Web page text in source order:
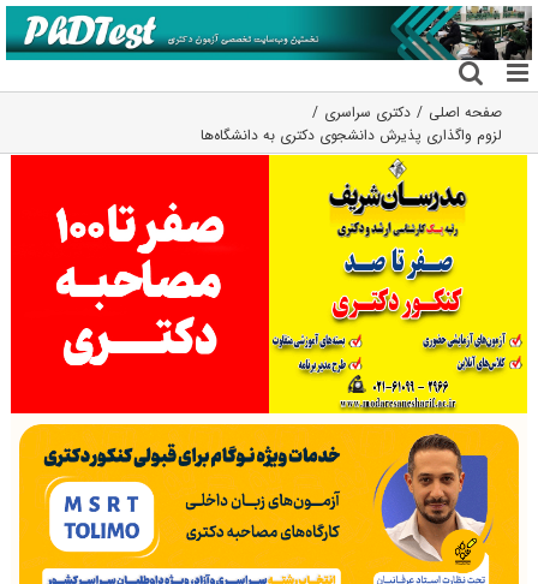
رفتن
به
محتوا
صفحه اصلی
دکتری سراسری
لزوم واگذاری پذیرش دانشجوی دکتری به دانشگاه‌ها